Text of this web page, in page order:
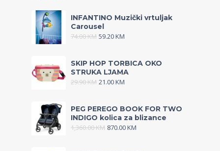
INFANTINO Muzički vrtuljak
Carousel
74.00KM 59.20KM
SKIP HOP TORBICA OKO
STRUKA LJAMA
29.90KM 21.00KM
PEG PEREGO BOOK FOR TWO
INDIGO kolica za blizance
1,360.00KM 870.00KM